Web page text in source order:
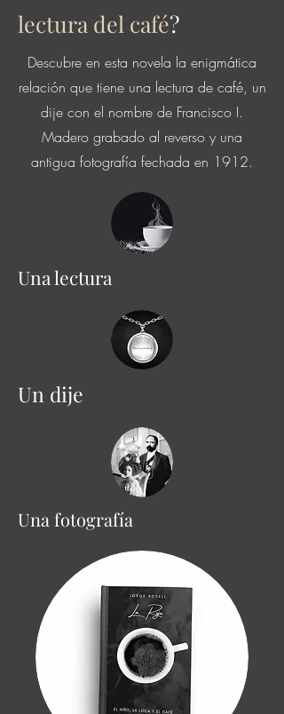
lectura del café?
Descubre en esta novela la enigmática
relación que tiene una lectura de café, un
dije con el nombre de Francisco I.
Madero grabado al reverso y una
antigua fotografía fechada en 1912.
Una lectura
Un dije
Una fotografía